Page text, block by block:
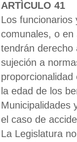
ARTÌCULO 41
Los funcionarios
comunales, o
tendrán derecho
sujeción a
la edad de los
Municipalidades
el caso de
La Legislatura